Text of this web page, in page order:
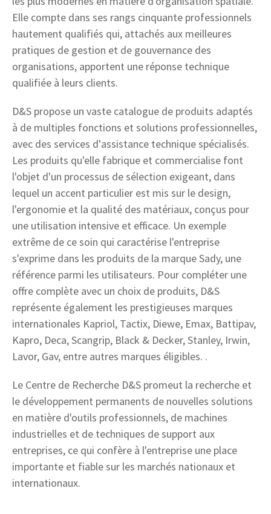
Elle compte dans ses rangs cinquante professionnels
hautement qualifiés qui, attachés aux meilleures
pratiques de gestion et de gouvernance des
organisations, apportent une réponse technique
qualifiée à leurs clients.
D&S propose un vaste catalogue de produits adaptés
à de multiples fonctions et solutions professionnelles,
avec des services d'assistance technique spécialisés.
Les produits qu'elle fabrique et commercialise font
l'objet d'un processus de sélection exigeant, dans
lequel un accent particulier est mis sur le design,
l'ergonomie et la qualité des matériaux, conçus pour
une utilisation intensive et efficace. Un exemple
extrême de ce soin qui caractérise l'entreprise
s'exprime dans les produits de la marque Sady, une
référence parmi les utilisateurs. Pour compléter une
offre complète avec un choix de produits, D&S
représente également les prestigieuses marques
internationales Kapriol, Tactix, Diewe, Emax, Battipav,
Kapro, Deca, Scangrip, Black & Decker, Stanley, Irwin,
Lavor, Gav, entre autres marques éligibles. .
Le Centre de Recherche D&S promeut la recherche et
le développement permanents de nouvelles solutions
en matière d'outils professionnels, de machines
industrielles et de techniques de support aux
entreprises, ce qui confère à l'entreprise une place
importante et fiable sur les marchés nationaux et
internationaux.